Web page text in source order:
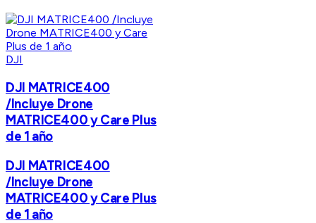
DJI
DJI MATRICE400
/Incluye Drone
MATRICE400 y Care Plus
de 1 año
DJI MATRICE400
/Incluye Drone
MATRICE400 y Care Plus
de 1 año